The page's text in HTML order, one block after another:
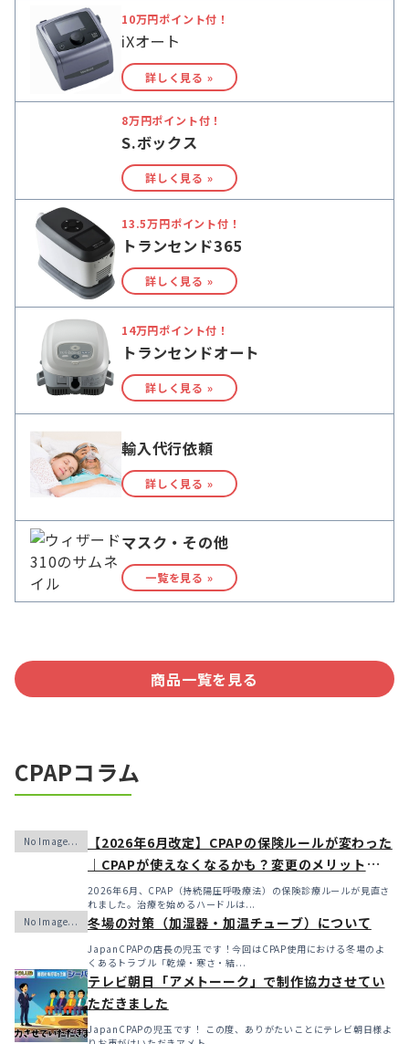
10万円ポイント付！
iXオート
詳しく見る »
8万円ポイント付！
S.ボックス
詳しく見る »
13.5万円ポイント付！
トランセンド365
詳しく見る »
14万円ポイント付！
トランセンドオート
詳しく見る »
輸入代行依頼
詳しく見る »
マスク・その他
一覧を見る »
商品一覧を見る
CPAPコラム
【2026年6月改定】CPAPの保険ルールが変わった
｜CPAPが使えなくなるかも？変更のメリット・デ
メリットと「購入」という選択肢
2026年6月、CPAP（持続陽圧呼吸療法）の保険診療ルールが見直さ
れました。治療を始めるハードルは...
冬場の対策（加湿器・加温チューブ）について
JapanCPAPの店長の児玉です！今回はCPAP使用における冬場のよ
くあるトラブル「乾燥・寒さ・結...
テレビ朝日「アメトーーク」で制作協力させてい
ただきました
JapanCPAPの児玉です！ この度、ありがたいことにテレビ朝日様よ